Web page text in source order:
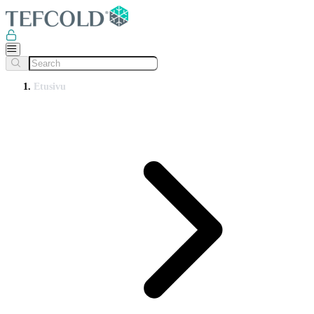
Etusivu